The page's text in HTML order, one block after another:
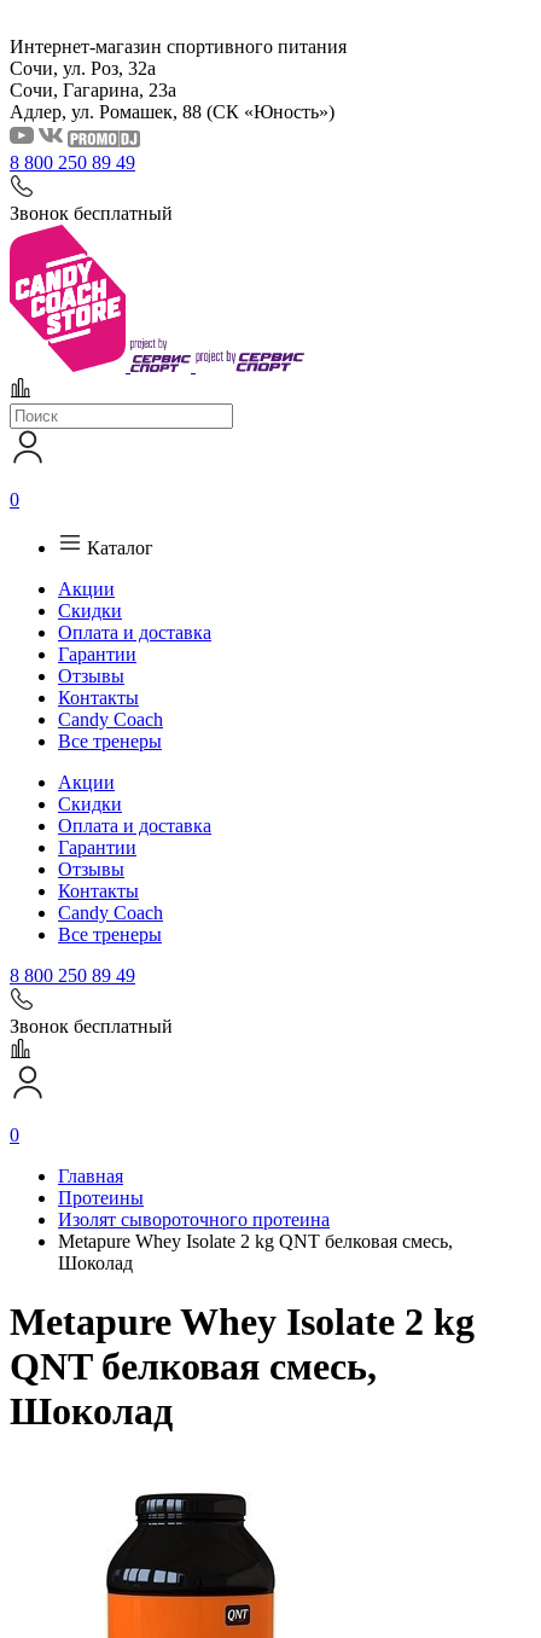
Интернет-магазин спортивного питания
Сочи, ул. Роз, 32а
Сочи, Гагарина, 23а
Адлер, ул. Ромашек, 88 (СК «Юность»)
8 800 250 89 49
Звонок бесплатный
0
Каталог
Акции
Скидки
Оплата и доставка
Гарантии
Отзывы
Контакты
Candy Coach
Все тренеры
Акции
Скидки
Оплата и доставка
Гарантии
Отзывы
Контакты
Candy Coach
Все тренеры
8 800 250 89 49
Звонок бесплатный
0
Главная
Протеины
Изолят сывороточного протеина
Metapure Whey Isolate 2 kg QNT белковая смесь,
Шоколад
Metapure Whey Isolate 2 kg
QNT белковая смесь,
Шоколад